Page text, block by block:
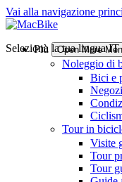
Vai alla navigazione
Più Open More
Noleggio di
Bici e
Negozi
Tour in
Visite
Tour
Tour
Seleziona la tua lingua IT